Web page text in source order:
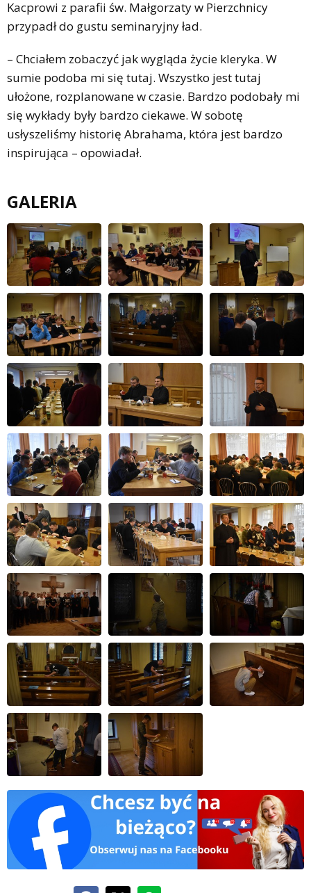
Kacprowi z parafii św. Małgorzaty w Pierzchnicy
przypadł do gustu seminaryjny ład.
– Chciałem zobaczyć jak wygląda życie kleryka. W
sumie podoba mi się tutaj. Wszystko jest tutaj
ułożone, rozplanowane w czasie. Bardzo podobały mi
się wykłady były bardzo ciekawe. W sobotę
usłyszeliśmy historię Abrahama, która jest bardzo
inspirująca – opowiadał.
GALERIA